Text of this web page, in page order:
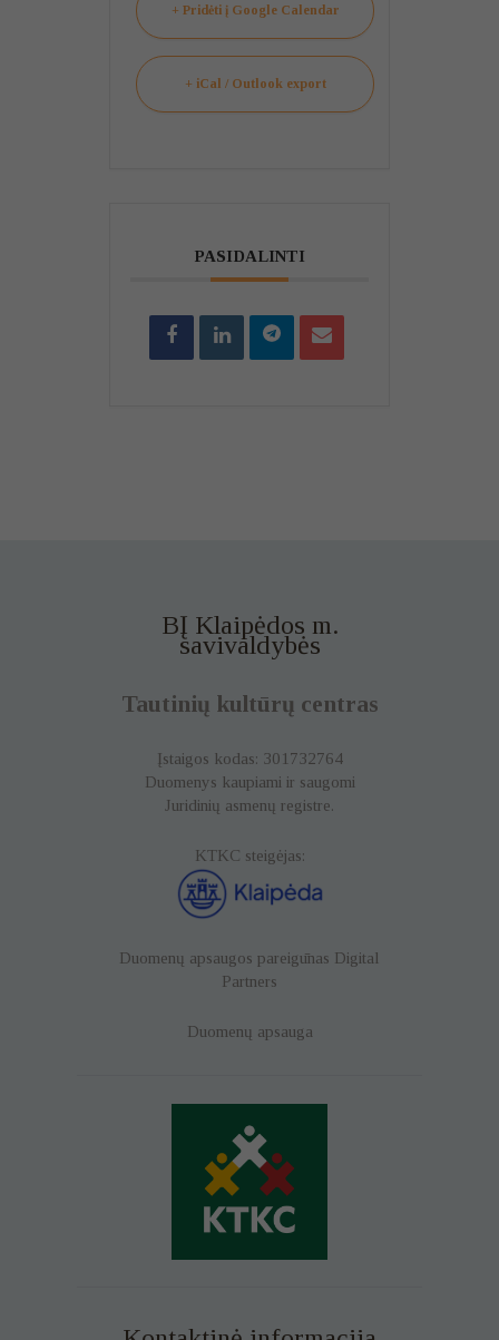
+ Pridėti į Google Calendar
+ iCal / Outlook export
PASIDALINTI
BĮ Klaipėdos m.
savivaldybės
Tautinių kultūrų centras
Įstaigos kodas: 301732764
Duomenys kaupiami ir saugomi
Juridinių asmenų registre.
KTKC steigėjas:
Duomenų apsaugos pareigūnas Digital
Partners
Duomenų apsauga